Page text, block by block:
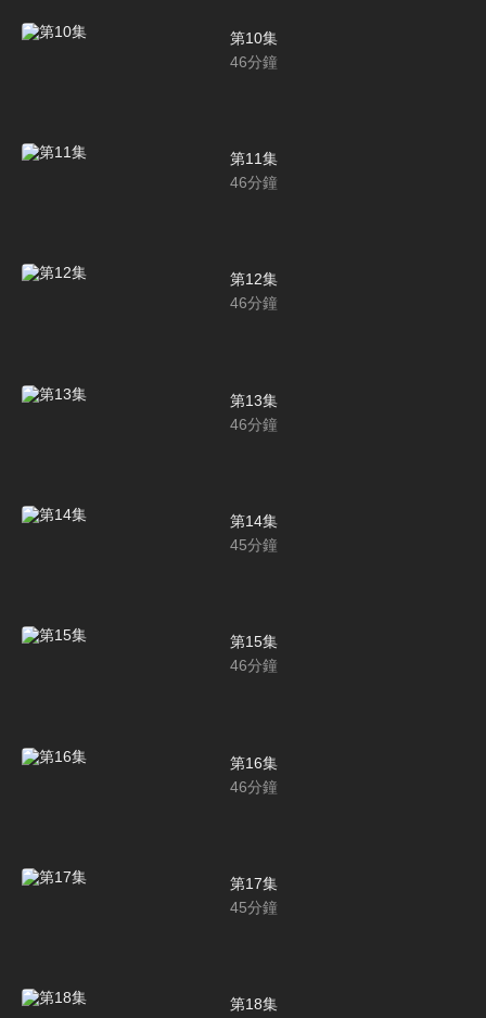
第10集
46分鐘
第11集
46分鐘
第12集
46分鐘
第13集
46分鐘
第14集
45分鐘
第15集
46分鐘
第16集
46分鐘
第17集
45分鐘
第18集